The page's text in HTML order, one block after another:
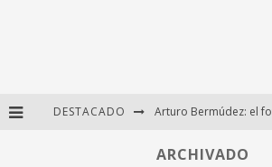
DESTACADO
ARCHIVADO